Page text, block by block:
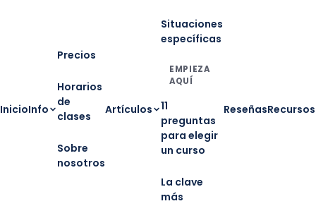
InicioInfo
Precios
Horarios
de
clases
Sobre
nosotros
Artículos
Situaciones
específicas
EMPIEZA
AQUÍ
11
preguntas
para elegir
un curso
La clave
más
ReseñasRecursos